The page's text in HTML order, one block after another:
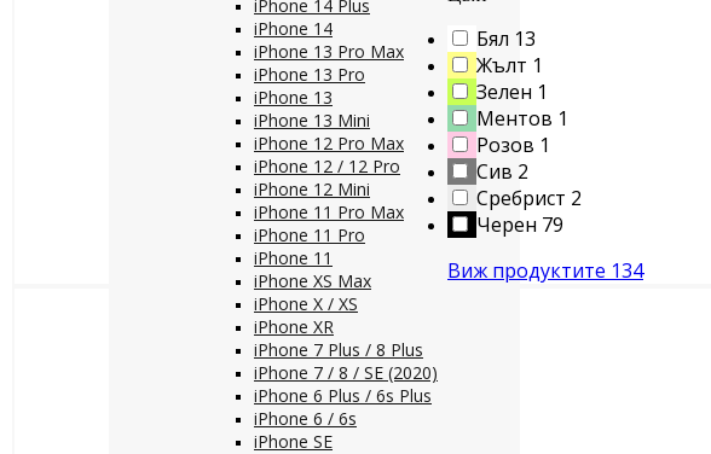
iPhone 14 Plus
iPhone 14
iPhone 13 Pro Max
iPhone 13 Pro
iPhone 13
iPhone 13 Mini
iPhone 12 Pro Max
iPhone 12 / 12 Pro
iPhone 12 Mini
iPhone 11 Pro Max
iPhone 11 Pro
iPhone 11
iPhone XS Max
iPhone X / XS
iPhone XR
iPhone 7 Plus / 8 Plus
iPhone 7 / 8 / SE (2020)
iPhone 6 Plus / 6s Plus
iPhone 6 / 6s
iPhone SE
Бял 13
Жълт 1
Зелен 1
Ментов 1
Розов 1
Сив 2
Сребрист 2
Черен 79
Виж продуктите 134